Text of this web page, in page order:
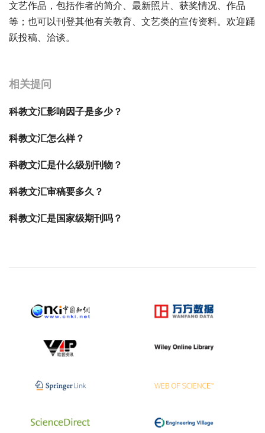
文艺作品，包括作者的简介、最新照片、获奖情况、作品
等；也可以刊登其他有关教育、文艺类的宣传资料。欢迎踊
跃投稿、洽谈。
相关提问
科教文汇影响因子是多少？
科教文汇怎么样？
科教文汇是什么级别刊物？
科教文汇审稿要多久？
科教文汇是国家级期刊吗？